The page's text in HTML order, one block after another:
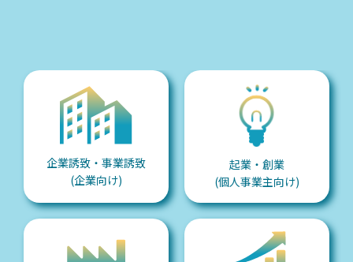
企業誘致・事業誘致
(企業向け)
起業・創業
(個人事業主向け)